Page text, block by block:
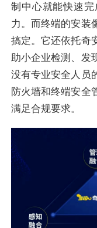
制中心就能快速
力。而终端的安装
搞定。它还依托奇
助小企业检测、发
没有专业安全人员
防火墙和终端安全
满足合规要求。